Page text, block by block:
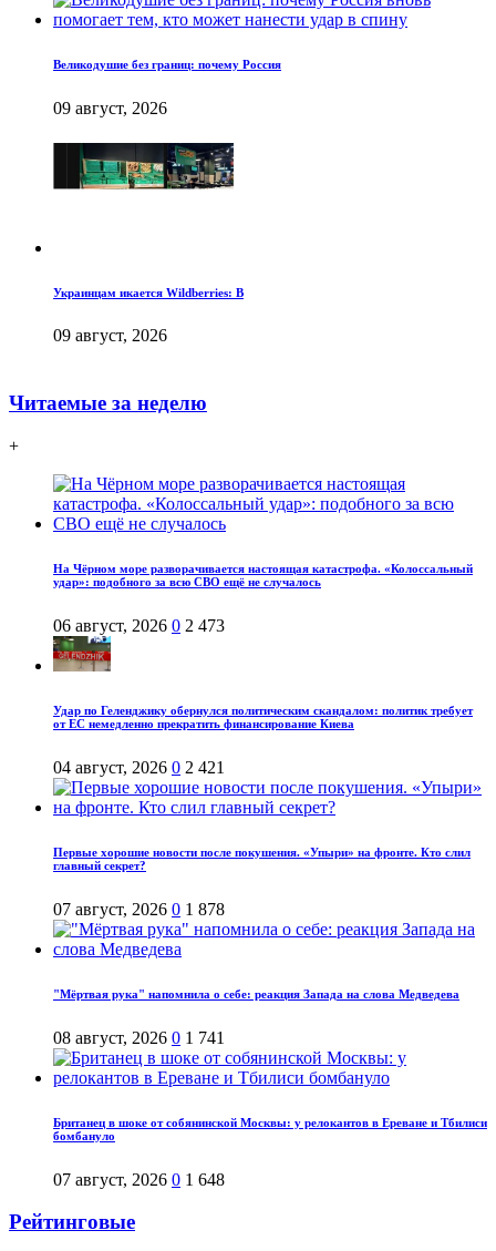
Великодушие без границ: почему Россия
09 август, 2026
Украинцам икается Wildberries: В
09 август, 2026
Читаемые за неделю
+
На Чёрном море разворачивается настоящая катастрофа. «Колоссальный
удар»: подобного за всю СВО ещё не случалось
06 август, 2026 0 2 473
Удар по Геленджику обернулся политическим скандалом: политик требует
от ЕС немедленно прекратить финансирование Киева
04 август, 2026 0 2 421
Первые хорошие новости после покушения. «Упыри» на фронте. Кто слил
главный секрет?
07 август, 2026 0 1 878
"Мёртвая рука" напомнила о себе: реакция Запада на слова Медведева
08 август, 2026 0 1 741
Британец в шоке от собянинской Москвы: у релокантов в Ереване и Тбилиси
бомбануло
07 август, 2026 0 1 648
Рейтинговые